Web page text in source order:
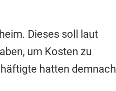
Dieses soll laut
um Kosten zu
hatten demnach